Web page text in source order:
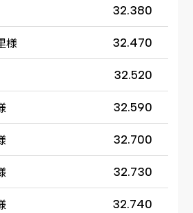
32.380
様 32.470
32.520
32.590
32.700
32.730
32.740